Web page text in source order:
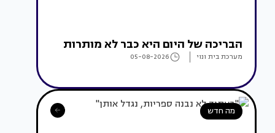
הבריכה של היום היא כבר לא מותרות
מערכת בית ונוי 05-08-2026
מה חדש